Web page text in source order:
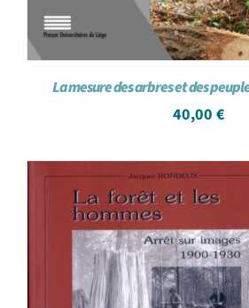
La mesure des arbres et des
40,00 €